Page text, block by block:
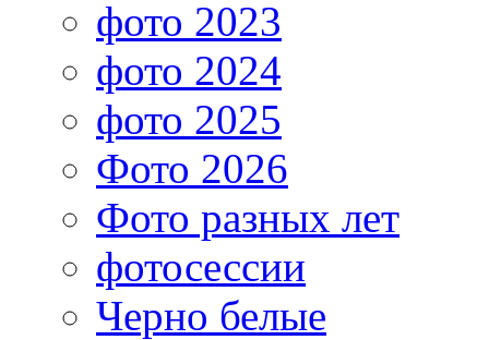
фото 2023
фото 2024
фото 2025
Фото 2026
Фото разных лет
фотосессии
Черно белые